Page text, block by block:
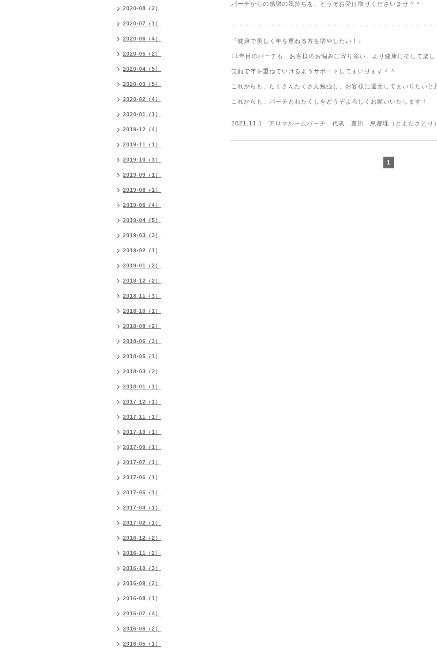
パーチからの感謝の気持ちを、どうぞお受け取りくださいませ＾＾
・・・・・・・・・・・・・・・・・・・・・・・・・・・・・・・・
『健康で美しく年を重ねる方を増やしたい！』
11年目のパーチも、お客様のお悩みに寄り添い、より健康にそして楽し
笑顔で年を重ねていけるようサポートしてまいります＾＾
これからも、たくさんたくさん勉強し、お客様に還元してまいりたいと
これからも、パーチとわたくしをどうぞよろしくお願いいたします！
2021.11.1 アロマルームパーチ 代表 豊田 恵都理（とよたさとり
1
2020-08（2）
2020-07（1）
2020-06（4）
2020-05（2）
2020-04（5）
2020-03（5）
2020-02（4）
2020-01（1）
2019-12（4）
2019-11（1）
2019-10（3）
2019-09（1）
2019-08（1）
2019-06（4）
2019-04（5）
2019-03（3）
2019-02（1）
2019-01（2）
2018-12（2）
2018-11（3）
2018-10（1）
2018-08（2）
2018-06（3）
2018-05（1）
2018-03（2）
2018-01（1）
2017-12（1）
2017-11（1）
2017-10（1）
2017-09（1）
2017-07（1）
2017-06（1）
2017-05（1）
2017-04（1）
2017-02（1）
2016-12（2）
2016-11（2）
2016-10（3）
2016-09（2）
2016-08（1）
2016-07（4）
2016-06（2）
2016-05（1）